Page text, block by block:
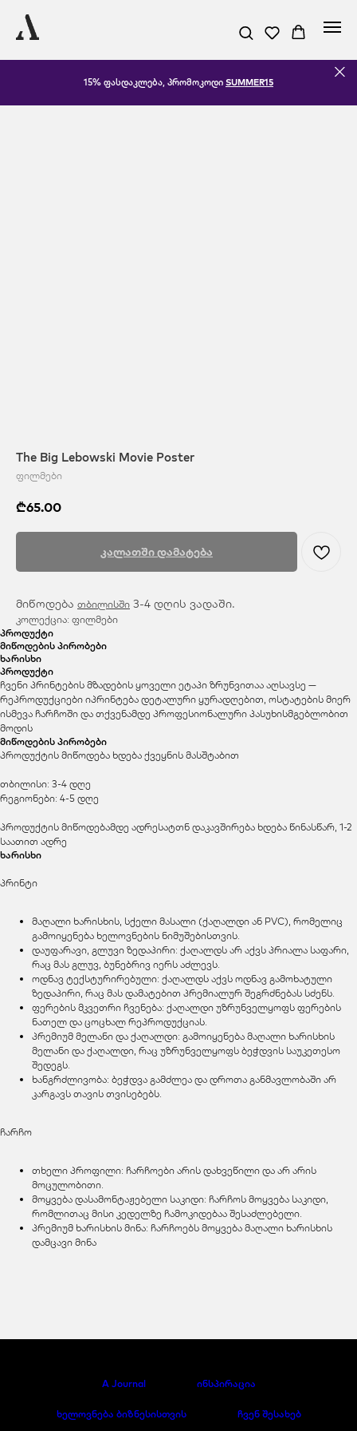
15% ფასდაკლება, პრომოკოდი SUMMER15
The Big Lebowski Movie Poster
ფილმები
₾65.00
კალათში დამატება
მიწოდება თბილისში 3-4 დღის ვადაში.
კოლექცია: ფილმები
პროდუქტი
მიწოდების პირობები
ხარისხი
პროდუქტი
ჩვენი პრინტების მზადების ყოველი ეტაპი ზრუნვითაა აღსავსე —
რეპროდუქციები იპრინტება დეტალური ყურადღებით, ოსტატების მიერ
ისმევა ჩარჩოში და თქვენამდე პროფესიონალური პასუხისმგებლობით
მოდის
მიწოდების პირობები
პროდუქტის მიწოდება ხდება ქვეყნის მასშტაბით
თბილისი: 3-4 დღე
რეგიონები: 4-5 დღე
პროდუქტის მიწოდებამდე ადრესატთნ დაკავშირება ხდება წინასწარ, 1-2
საათით ადრე
ხარისხი
პრინტი
მაღალი ხარისხის, სქელი მასალი (ქაღალდი ან PVC), რომელიც
გამოიყენება ხელოვნების ნიმუშებისთვის.
დაუფარავი, გლუვი ზედაპირი: ქაღალდს არ აქვს პრიალა საფარი,
რაც მას გლუვ, ბუნებრივ იერს აძლევს.
ოდნავ ტექსტურირებული: ქაღალდს აქვს ოდნავ გამოხატული
ზედაპირი, რაც მას დამატებით პრემიალურ შეგრძნებას სძენს.
ფერების მკვეთრი ჩვენება: ქაღალდი უზრუნველყოფს ფერების
ნათელ და ცოცხალ რეპროდუქციას.
პრემიუმ მელანი და ქაღალდი: გამოიყენება მაღალი ხარისხის
მელანი და ქაღალდი, რაც უზრუნველყოფს ბეჭდვის საუკეთესო
შედეგს.
ხანგრძლივობა: ბეჭდვა გამძლეა და დროთა განმავლობაში არ
კარგავს თავის თვისებებს.
ჩარჩო
თხელი პროფილი: ჩარჩოები არის დახვეწილი და არ არის
მოცულობითი.
მოყვება დასამონტაჟებელი საკიდი: ჩარჩოს მოყვება საკიდი,
რომლითაც მისი კედელზე ჩამოკიდებაა შესაძლებელი.
პრემიუმ ხარისხის მინა: ჩარჩოებს მოყვება მაღალი ხარისხის
დამცავი მინა
A Journal ინსპირაცია
ხელოვნება ბიზნესისთვის ჩვენ შესახებ